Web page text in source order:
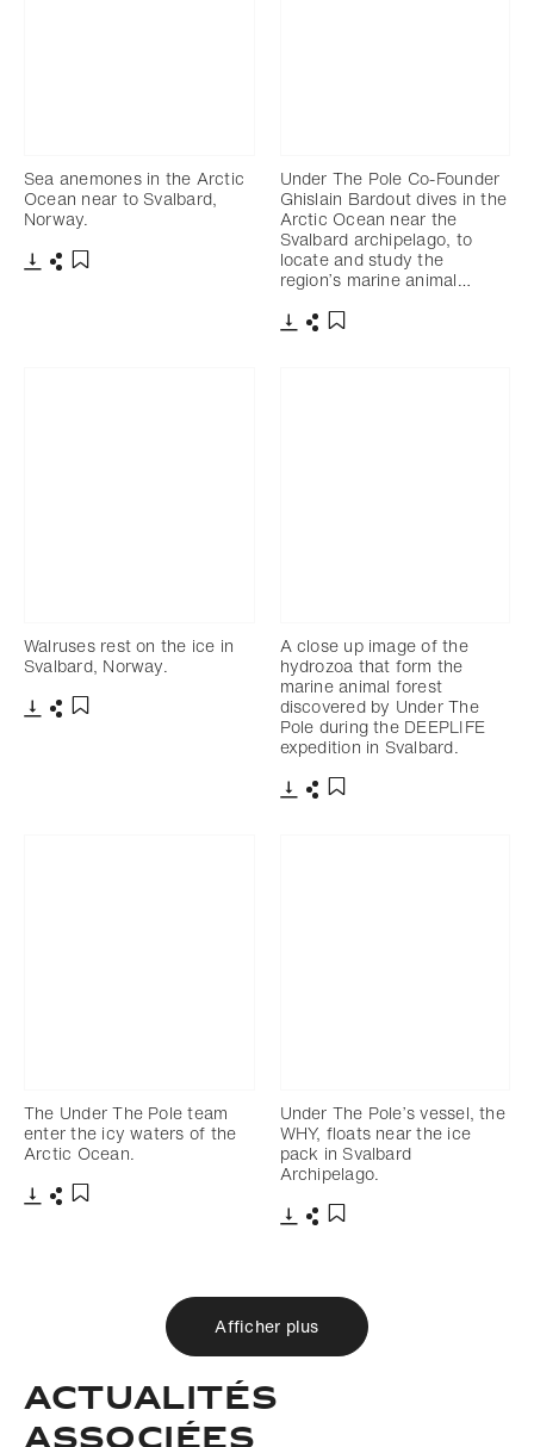
Sea anemones in the Arctic
Ocean near to Svalbard,
Norway.
Under The Pole Co-Founder
Ghislain Bardout dives in the
Arctic Ocean near the
Svalbard archipelago, to
locate and study the
region’s marine animal…
Walruses rest on the ice in
Svalbard, Norway.
A close up image of the
hydrozoa that form the
marine animal forest
discovered by Under The
Pole during the DEEPLIFE
expedition in Svalbard.
The Under The Pole team
enter the icy waters of the
Arctic Ocean.
Under The Pole’s vessel, the
WHY, floats near the ice
pack in Svalbard
Archipelago.
Afficher plus
ACTUALITÉS